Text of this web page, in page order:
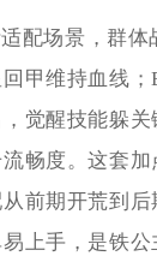
配场景，群体
甲维持血线；
觉醒技能躲
畅度。这套
前期开荒到
上手，是铁